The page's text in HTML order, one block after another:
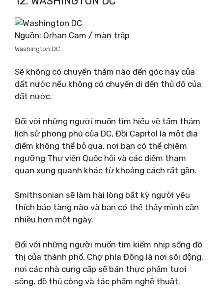
Nguồn: Orhan Cam / màn trập
Washington DC
Sẽ không có chuyến thăm nào đến góc này của
đất nước nếu không có chuyến đi đến thủ đô của
đất nước.
Đối với những người muốn tìm hiểu về tấm thảm
lịch sử phong phú của DC, Đồi Capitol là một địa
điểm không thể bỏ qua, nơi bạn có thể chiêm
ngưỡng Thư viện Quốc hội và các điểm tham
quan xung quanh khác từ khoảng cách rất gần.
Smithsonian sẽ làm hài lòng bất kỳ người yêu
thích bảo tàng nào và bạn có thể thấy mình cần
nhiều hơn một ngày.
Đối với những người muốn tìm kiếm nhịp sống đô
thị của thành phố, Chợ phía Đông là nơi sôi động,
nơi các nhà cung cấp sẽ bán thực phẩm tươi
sống, đồ thủ công và tác phẩm nghệ thuật.